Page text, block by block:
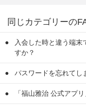
同じカテゴリーの
入会した時と違う端末
すか？
パスワードを忘れてし
「福山雅治 公式アプ